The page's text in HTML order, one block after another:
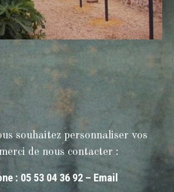
souhaitez personnaliser vos
de nous contacter :
: 05 53 04 36 92 – Email